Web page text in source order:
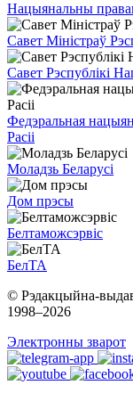
Нацыянальны
Савет Міністраў
Савет Рэспублікі
Федэральная
Расіі
Моладзь Беларусі
Дом прэсы
Белтаможсэрвіс
БелТА
© Рэдакцыйна-
1998–2026
Электронны зварот